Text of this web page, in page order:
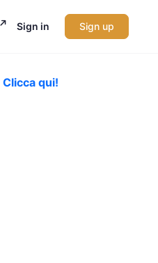
Sign in Sign up
Clicca qui!